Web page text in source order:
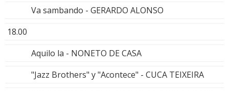
Va sambando - GERARDO ALONSO
18.00
Aquilo la - NONETO DE CASA
"Jazz Brothers" y "Acontece" - CUCA TEIXEIRA